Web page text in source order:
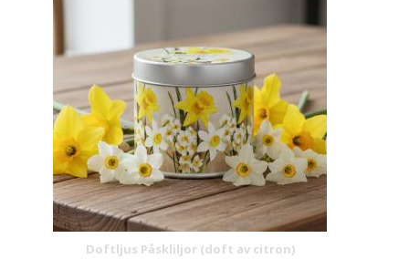
Doftljus Påskliljor (doft av citron)